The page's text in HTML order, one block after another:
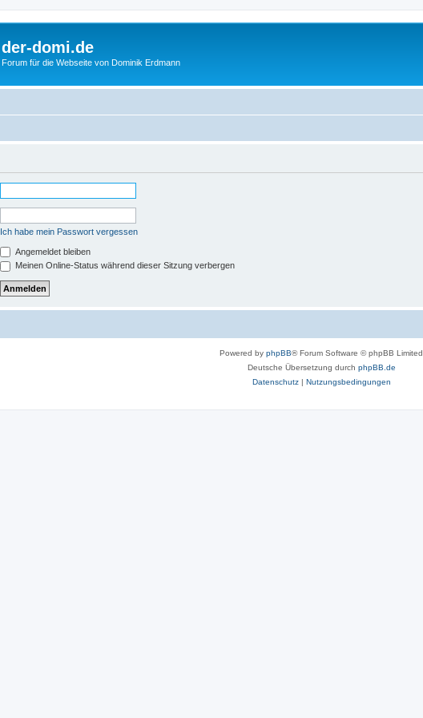
der-domi.de
Forum für die Webseite von Dominik Erdmann
Ich habe mein Passwort vergessen
Angemeldet bleiben
Meinen Online-Status während dieser Sitzung verbergen
Powered by phpBB® Forum Software © phpBB Limited
Deutsche Übersetzung durch phpBB.de
Datenschutz| Nutzungsbedingungen